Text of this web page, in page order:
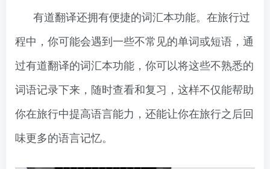
有道翻译还拥有便捷的词汇本功能。在旅行过
程中，你可能会遇到一些不常见的单词或短语，通
过有道翻译的词汇本功能，你可以将这些不熟悉的
词语记录下来，随时查看和复习，这样不仅能帮助
你在旅行中提高语言能力，还能让你在旅行之后回
味更多的语言记忆。